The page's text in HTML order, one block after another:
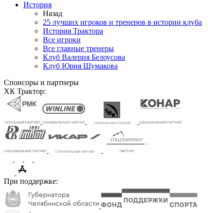
История
Назад
25 лучших игроков и тренеров в истории клуба
История Трактора
Все игроки
Все главные тренеры
Клуб Валерия Белоусова
Клуб Юрия Шумакова
Спонсоры и партнеры
ХК Трактор:
При поддержке: